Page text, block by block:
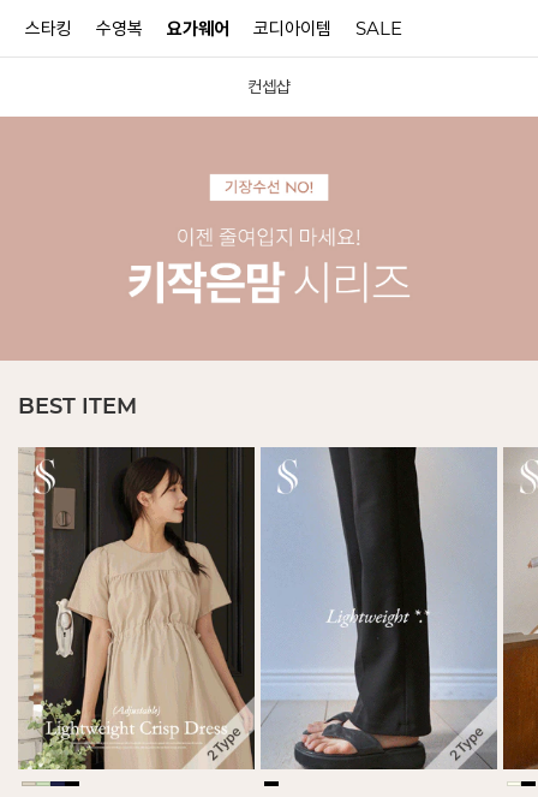
스타킹 수영복 요가웨어 코디아이템 SALE
컨셉샵
BEST ITEM